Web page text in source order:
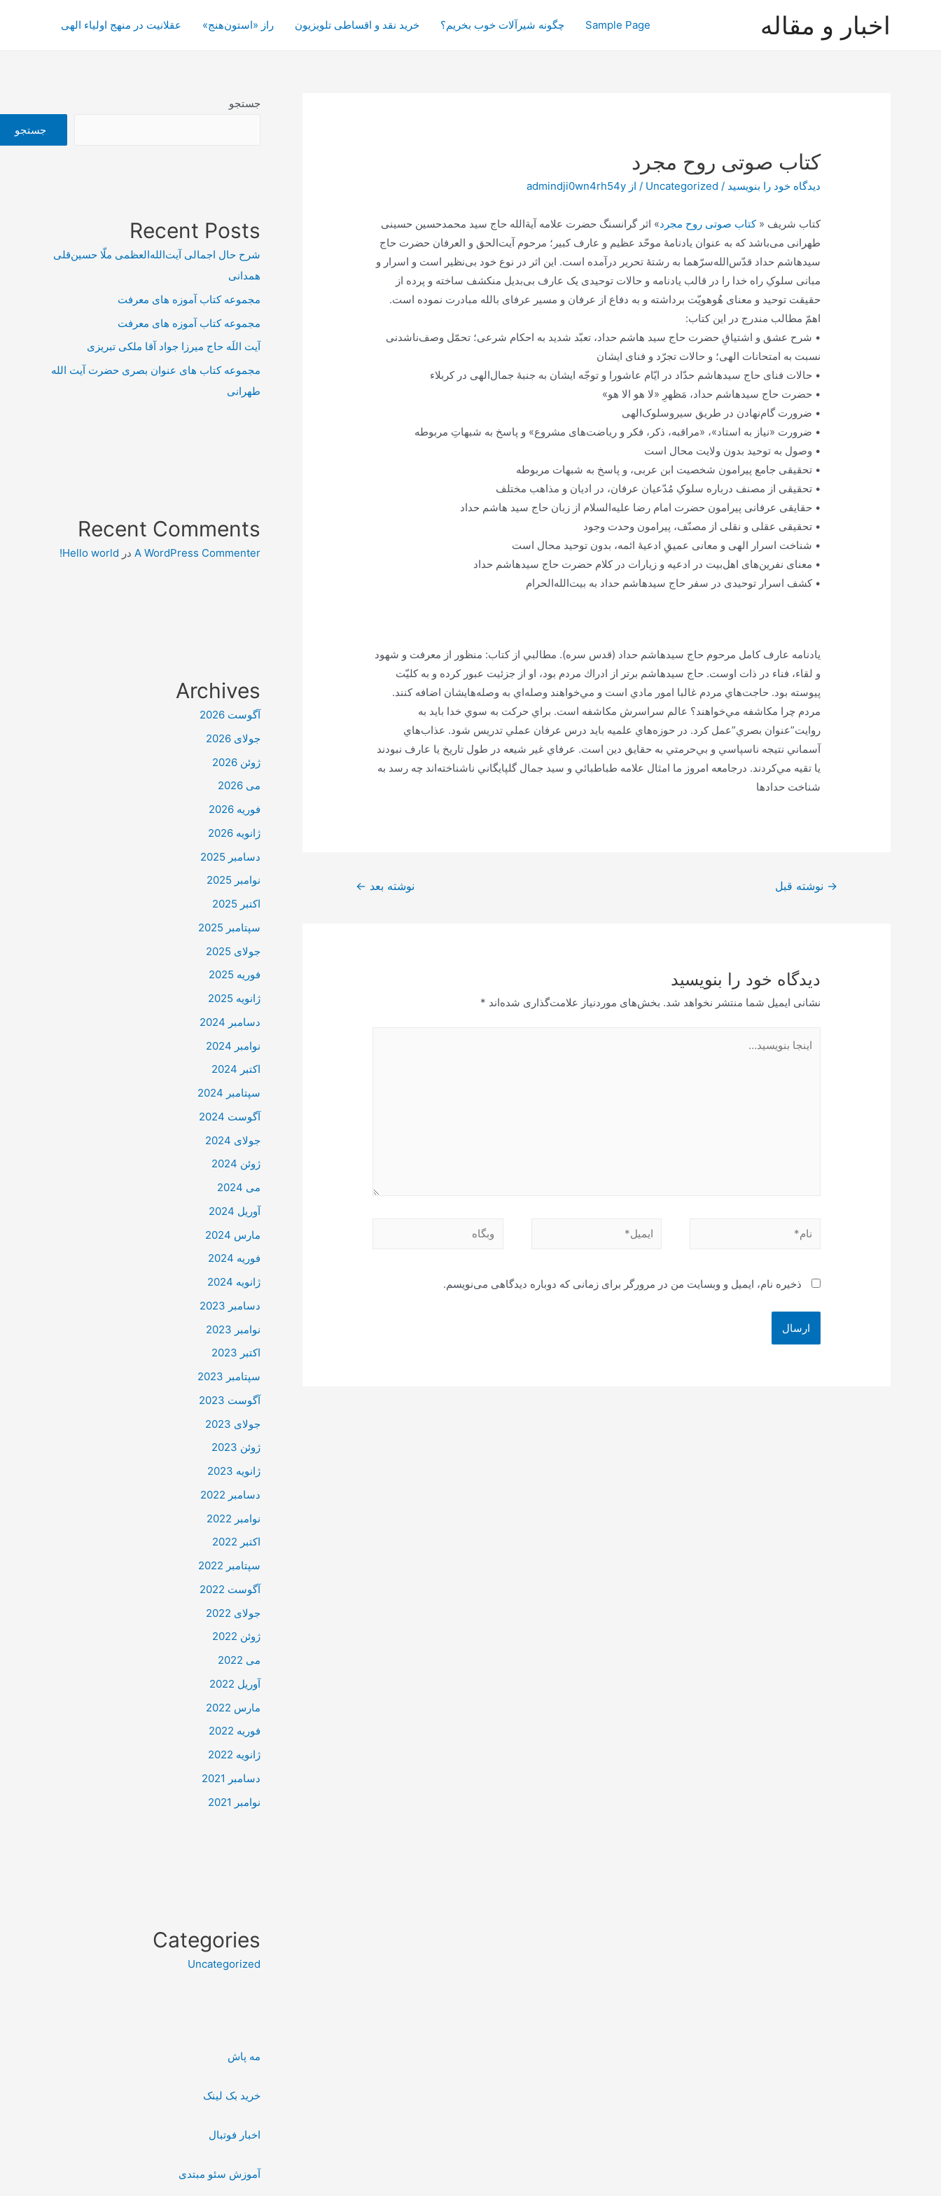
اخبار و مقاله Sample Page چگونه شیرآلات خوب بخریم؟ خرید نقد و اقساطی تلویزیون راز «استون‌هنج» عقلانیت در منهج اولیاء الهی
کتاب صوتی روح مجرد
دیدگاه‌ خود را بنویسید /
Uncategorized / از admindji0wn4rh54y
کتاب شریف «کتاب صوتی روح مجرد» اثر گرانسنگ حضرت علامه آیة‌الله حاج سید محمدحسین حسینی
طهرانی می‌باشد که به عنوان یادنامۀ موحّد عظیم و عارف کبیر؛ مرحوم آیت‌الحق و العرفان حضرت حاج
سید‌هاشم حداد قدّس‌الله‌سرّهما به رشتۀ تحریر درآمده است. این اثر در نوع خود بی‌نظیر است و اسرار و
مبانی سلوکِ راه خدا را در قالب یادنامه و حالات توحیدی یک عارف بی‌بدیل منکشف ساخته و پرده از
حقیقت توحید و معنای هُوهویّت برداشته و به دفاع از عرفان و مسیر عرفای بالله مبادرت نموده است.
اهمّ مطالب مندرج در این کتاب:
• شرح عشق و اشتیاقِ حضرت حاج سید هاشم حداد، تعبّد شدید به احکام شرعی؛ تحمّل وصف‌ناشدنی
نسبت به امتحانات الهی؛ و حالات تجرّد و فنای ایشان
• حالات فنای حاج سیدهاشم حدّاد در ایّام عاشورا و توجّه ایشان به جنبۀ جمال‌الهی در کربلاء
• حضرت حاج سیدهاشم حداد، مَظهرِ «لا هو الا هو»
• ضرورت گام‌نهادن در طریق سیروسلوک‌الهی
• ضرورت «نیاز به استاد»، «مراقبه، ذکر، فکر و ریاضت‌های مشروع» و پاسخ به شبهاتِ مربوطه
• وصول به توحید بدون ولایت محال است
• تحقیقی جامع پیرامون شخصیت ابن عربی، و پاسخ به شبهات مربوطه
• تحقیقی از مصنف درباره سلوکِ مُدّعیان عرفان، در ادیان و مذاهب مختلف
• حقایقی عرفانی پیرامون حضرت امام رضا علیه‌السلام از زبان حاج سید هاشم حداد
• تحقیقی عقلی و نقلی از مصنّف، پیرامون وحدت وجود
• شناخت اسرار الهی و معانی عمیقِ ادعیۀ ائمه، بدون توحید محال است
• معنای نفرین‌های اهل‌بیت در ادعیه و زیارات در کلام حضرت حاج سید‌هاشم حداد
• کشف اسرار توحیدی در سفر حاج سید‌هاشم حداد به بیت‌الله‌الحرام
یادنامه عارف كامل مرحوم حاج سيد‌هاشم حداد (قدس سره). مطالبي از كتاب: منظور از معرفت و شهود
و لقاء، فناء در ذات اوست. حاج سيد‌هاشم برتر از ادراك مردم بود، او از جزئيت عبور كرده و به كليّت
پيوسته بود. حاجت‌هاي مردم غالبا امور مادي است و مي‌خواهند وصله‌اي به وصله‌هايشان اضافه كنند.
مردم چرا مكاشفه مي‌خواهند؟ عالم سراسرش مكاشفه است. براي حركت به سوي خدا بايد به
روايت”عنوان بصري”عمل كرد. در حوزه‌هاي علميه بايد درس عرفان عملي تدريس شود. عذاب‌هاي
آسماني نتيجه ناسپاسي و بي‌حرمتي به حقايق دين است. عرفاي غير شيعه در طول تاريخ يا عارف نبودند
يا تقيه مي‌كردند. درجامعه امروز ما امثال علامه طباطبائي و سيد جمال گلپايگاني ناشناخته‌اند چه رسد به
شناخت حدادها
→ نوشته قبل نوشته بعد ←
دیدگاه‌ خود را بنویسید
نشانی ایمیل شما منتشر نخواهد شد. بخش‌های موردنیاز علامت‌گذاری شده‌اند *
بنویسید…
نام* ایمیل* وبگاه
ذخیره نام، ایمیل و وبسایت من در مرورگر برای زمانی که دوباره دیدگاهی می‌نویسم.
جستجو
جستجو
Recent Posts
شرح حال اجمالی آیت‌الله‌العظمی ملّا حسین‌قلی
همدانی
مجموعه کتاب آموزه های معرفت
مجموعه کتاب آموزه های معرفت
آیت اللَه حاج میرزا جواد آقا ملکی تبریزی
مجموعه کتاب های عنوان بصری حضرت آیت الله
طهرانی
Recent Comments
A WordPress Commenter در Hello world!
Archives
آگوست 2026
جولای 2026
ژوئن 2026
می 2026
فوریه 2026
ژانویه 2026
دسامبر 2025
نوامبر 2025
اکتبر 2025
سپتامبر 2025
جولای 2025
فوریه 2025
ژانویه 2025
دسامبر 2024
نوامبر 2024
اکتبر 2024
سپتامبر 2024
آگوست 2024
جولای 2024
ژوئن 2024
می 2024
آوریل 2024
مارس 2024
فوریه 2024
ژانویه 2024
دسامبر 2023
نوامبر 2023
اکتبر 2023
سپتامبر 2023
آگوست 2023
جولای 2023
ژوئن 2023
ژانویه 2023
دسامبر 2022
نوامبر 2022
اکتبر 2022
سپتامبر 2022
آگوست 2022
جولای 2022
ژوئن 2022
می 2022
آوریل 2022
مارس 2022
فوریه 2022
ژانویه 2022
دسامبر 2021
نوامبر 2021
Categories
Uncategorized
مه پاش
خرید بک لینک
اخبار فوتبال
آموزش سئو مبتدی